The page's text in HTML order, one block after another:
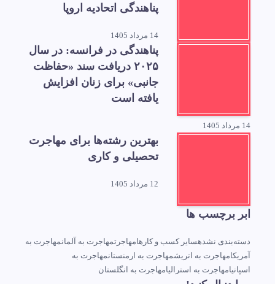
پناهندگی اتحادیه اروپا
14 مرداد 1405
پناهندگی در فرانسه: در سال
۲۰۲۵ دریافت سند «حفاظت
جانبی» برای زنان افزایش
یافته است
14 مرداد 1405
بهترین رشته‌ها برای مهاجرت
تحصیلی و کاری
12 مرداد 1405
ابر برچسب ها
دسته‌بندی نشدهسایر کسب و کارهامهاجرتمهاجرت به آلمانمهاجرت به
آمریکامهاجرت به اتریشمهاجرت به ارمنستانمهاجرت به
اسپانیامهاجرت به استرالیامهاجرت به انگلستان